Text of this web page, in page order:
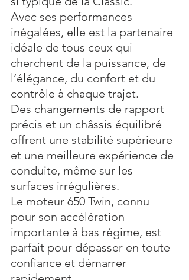
Avec ses performances
inégalées, elle est la partenaire
idéale de tous ceux qui
cherchent de la puissance, de
l’élégance, du confort et du
contrôle à chaque trajet.
Des changements de rapport
précis et un châssis équilibré
offrent une stabilité supérieure
et une meilleure expérience de
conduite, même sur les
surfaces irrégulières.
Le moteur 650 Twin, connu
pour son accélération
importante à bas régime, est
parfait pour dépasser en toute
confiance et démarrer